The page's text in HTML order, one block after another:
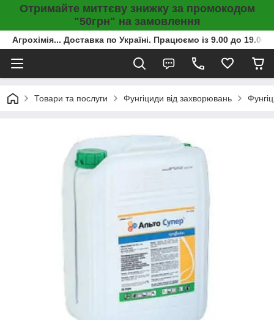
Отримайте миттєву знижку за промокодом
"50грн" на замовлення
Агрохімія... Доставка по Україні. Працюємо із 9.00 до
Товари та послуги Фунгіциди від захворювань